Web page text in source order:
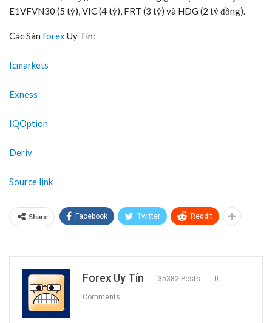
E1VFVN30 (5 tỷ), VIC (4 tỷ), FRT (3 tỷ) và HDG (2 tỷ đồng).
Các Sàn forex Uy Tín:
Icmarkets
Exness
IQOption
Deriv
Source link
Share Facebook Twitter ReddIt
Forex Uy Tín 35382 Posts 0
Comments